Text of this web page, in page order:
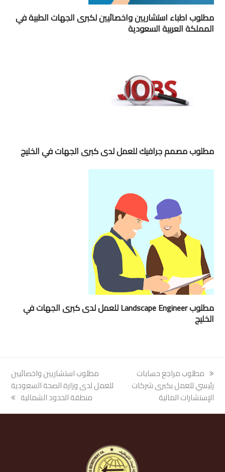
مطلوب اطباء استشاريين واخصائيين لكبرى الجهات الطبية في
المملكة العربية السعودية
مطلوب مصمم جرافيك للعمل لدى كبرى الجهات في الخليج
مطلوب Landscape Engineer للعمل لدى كبرى الجهات في
الخليج
previous
post:
مطلوب مراجع حسابات
رئيسي للعمل بكبرى شركات
الإستشارات المالية
next
post:
مطلوب استشاريين واخصائيين
للعمل لدى وزارة الصحة السعودية
منطقة الحدود الشمالية